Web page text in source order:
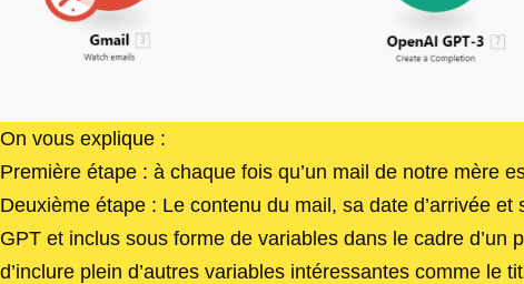
On vous explique :
Première étape : à chaque fois qu’un mail de notre mère
Deuxième étape : Le contenu du mail, sa date d’arrivée
GPT et inclus sous forme de variables dans le cadre d’un
d’inclure plein d’autres variables intéressantes comme le